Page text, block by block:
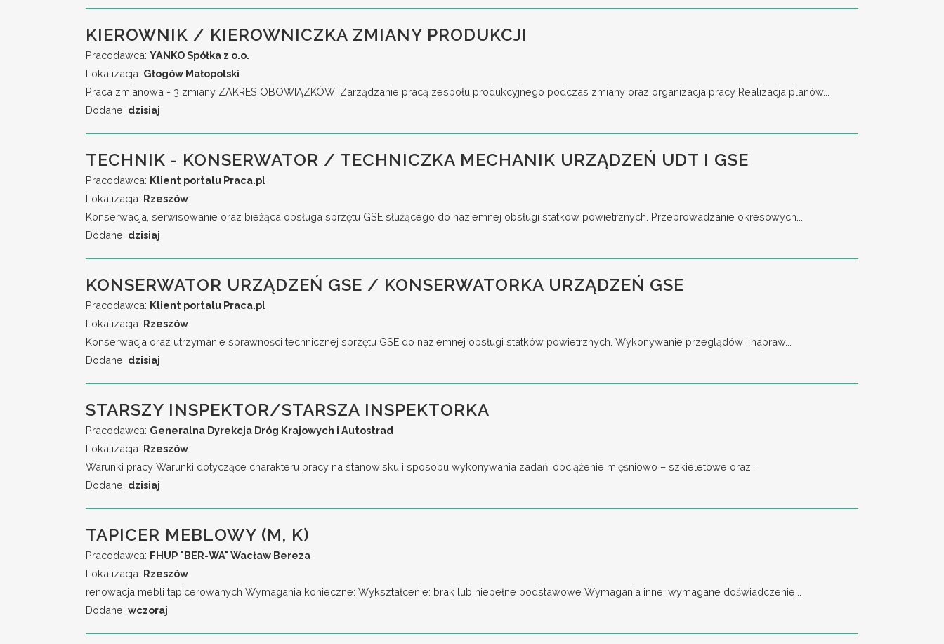
KIEROWNIK / KIEROWNICZKA ZMIANY PRODUKCJI
Pracodawca: YANKO Spółka z o.o.
Lokalizacja: Głogów Małopolski
Praca zmianowa - 3 zmiany ZAKRES OBOWIĄZKÓW: Zarządzanie pracą zespołu produkcyjnego podczas zmiany oraz organizacja pracy Realizacja planów...
Dodane: dzisiaj
TECHNIK - KONSERWATOR / TECHNICZKA MECHANIK URZĄDZEŃ UDT I GSE
Pracodawca: Klient portalu Praca.pl
Lokalizacja: Rzeszów
Konserwacja, serwisowanie oraz bieżąca obsługa sprzętu GSE służącego do naziemnej obsługi statków powietrznych. Przeprowadzanie okresowych...
Dodane: dzisiaj
KONSERWATOR URZĄDZEŃ GSE / KONSERWATORKA URZĄDZEŃ GSE
Pracodawca: Klient portalu Praca.pl
Lokalizacja: Rzeszów
Konserwacja oraz utrzymanie sprawności technicznej sprzętu GSE do naziemnej obsługi statków powietrznych. Wykonywanie przeglądów i napraw...
Dodane: dzisiaj
STARSZY INSPEKTOR/STARSZA INSPEKTORKA
Pracodawca: Generalna Dyrekcja Dróg Krajowych i Autostrad
Lokalizacja: Rzeszów
Warunki pracy Warunki dotyczące charakteru pracy na stanowisku i sposobu wykonywania zadań: obciążenie mięśniowo – szkieletowe oraz...
Dodane: dzisiaj
TAPICER MEBLOWY (M, K)
Pracodawca: FHUP "BER-WA" Wacław Bereza
Lokalizacja: Rzeszów
renowacja mebli tapicerowanych Wymagania konieczne: Wykształcenie: brak lub niepełne podstawowe Wymagania inne: wymagane doświadczenie...
Dodane: wczoraj